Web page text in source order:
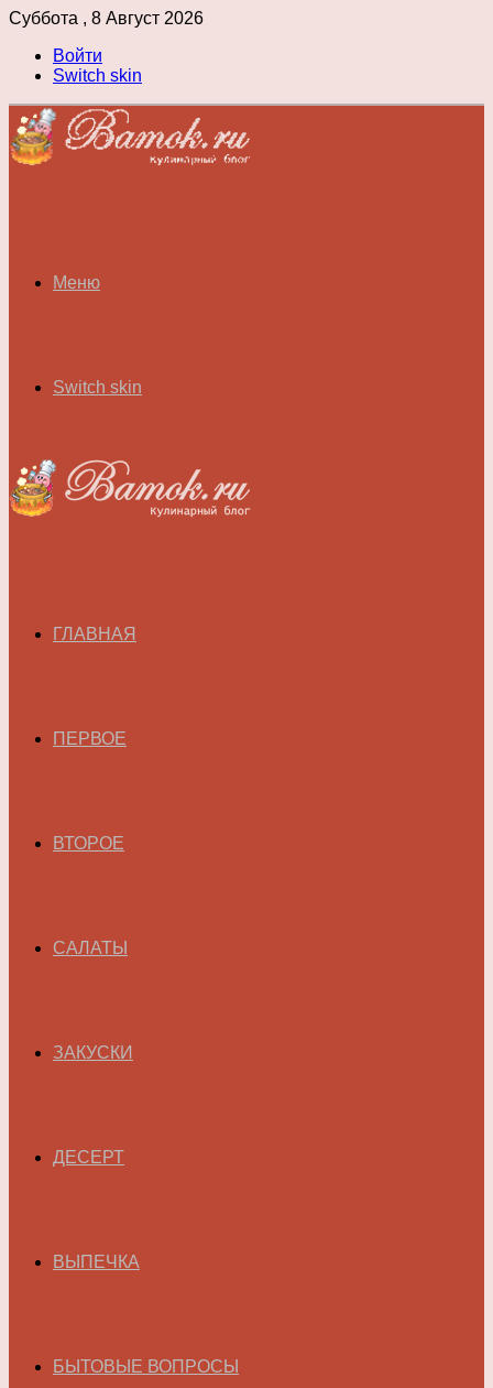
Суббота , 8 Август 2026
Войти
Switch skin
Меню
Switch skin
ГЛАВНАЯ
ПЕРВОЕ
ВТОРОЕ
САЛАТЫ
ЗАКУСКИ
ДЕСЕРТ
ВЫПЕЧКА
БЫТОВЫЕ ВОПРОСЫ